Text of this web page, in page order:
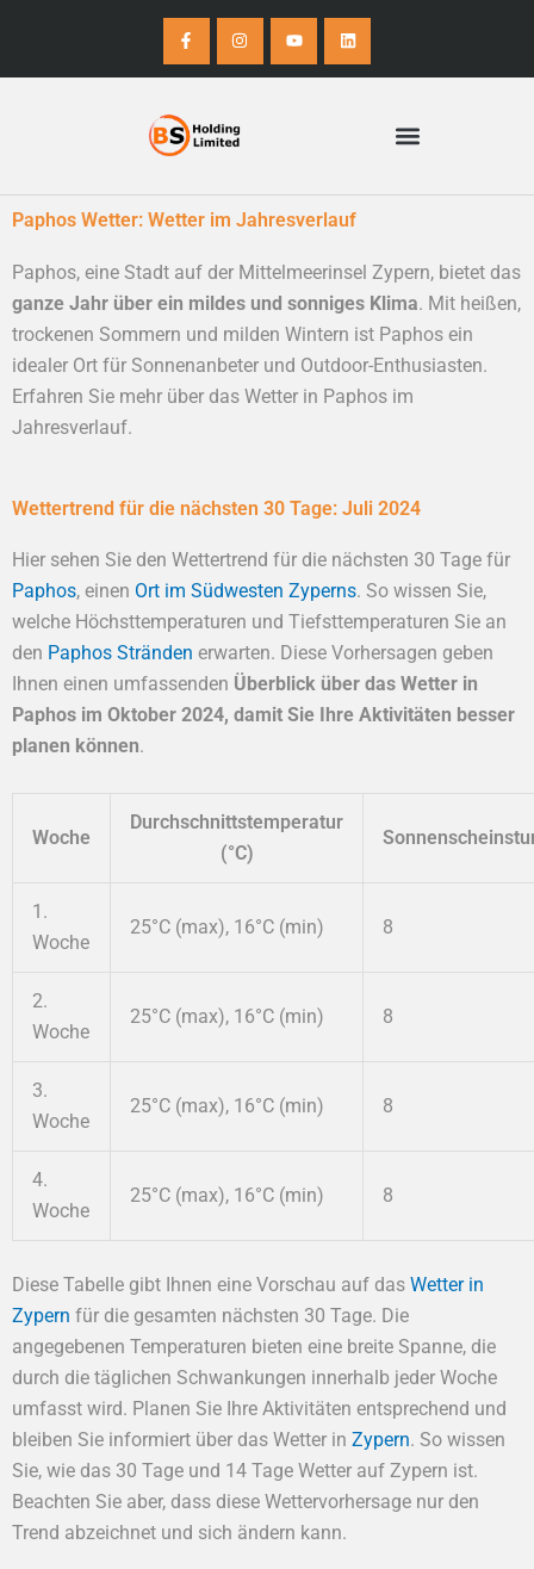
springen
F
a
e
o
k
I
n
t
r
a
Y
o
t
L
i
k
Paphos Wetter: Wetter im Jahresverlauf
Paphos, eine Stadt auf der Mittelmeerinsel Zypern, bietet das
ganze Jahr über ein mildes und sonniges Klima. Mit heißen,
trockenen Sommern und milden Wintern ist Paphos ein
idealer Ort für Sonnenanbeter und Outdoor-Enthusiasten.
Erfahren Sie mehr über das Wetter in Paphos im
Jahresverlauf.
Wettertrend für die nächsten 30 Tage: Juli 2024
Hier sehen Sie den Wettertrend für die nächsten 30 Tage für
Paphos, einen Ort im Südwesten Zyperns. So wissen Sie,
welche Höchsttemperaturen und Tiefsttemperaturen Sie an
den Paphos Stränden erwarten. Diese Vorhersagen geben
Ihnen einen umfassenden Überblick über das Wetter in
Paphos im Oktober 2024, damit Sie Ihre Aktivitäten besser
planen können.
Woche
Durchschnittstemperatur
(°C)
1.
Woche
25°C (max), 16°C (min) 8
2.
Woche
25°C (max), 16°C (min) 8
3.
Woche
25°C (max), 16°C (min) 8
4.
Woche
25°C (max), 16°C (min) 8
Diese Tabelle gibt Ihnen eine Vorschau auf das Wetter in
Zypern für die gesamten nächsten 30 Tage. Die
angegebenen Temperaturen bieten eine breite Spanne, die
durch die täglichen Schwankungen innerhalb jeder Woche
umfasst wird. Planen Sie Ihre Aktivitäten entsprechend und
bleiben Sie informiert über das Wetter in Zypern. So wissen
Sie, wie das 30 Tage und 14 Tage Wetter auf Zypern ist.
Beachten Sie aber, dass diese Wettervorhersage nur den
Trend abzeichnet und sich ändern kann.